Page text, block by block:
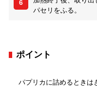
6
パセリをふる。
ポイント
パプリカに詰めるときは